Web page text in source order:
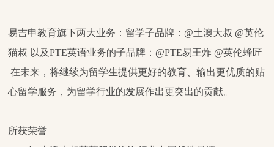
易吉申教育旗下两大业务：留学子品牌： @土澳大叔 @英伦
猫叔 以及PTE英语业务的子品牌：@PTE易王炸 @英伦蜂匠
在未来，将继续为留学生提供更好的教育、输出更优质的贴
心留学服务，为留学行业的发展作出更突出的贡献。
所获荣誉